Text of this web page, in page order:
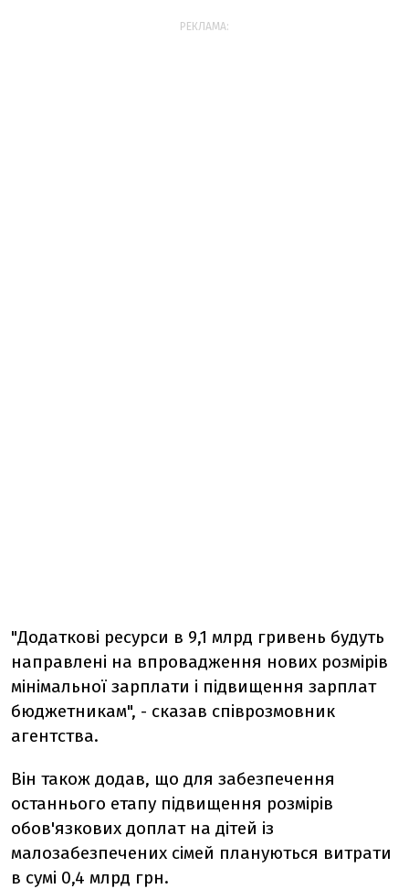
РЕКЛАМА:
"Додаткові ресурси в 9,1 млрд гривень будуть
направлені на впровадження нових розмірів
мінімальної зарплати і підвищення зарплат
бюджетникам", - сказав співрозмовник
агентства.
Він також додав, що для забезпечення
останнього етапу підвищення розмірів
обов'язкових доплат на дітей із
малозабезпечених сімей плануються витрати
в сумі 0,4 млрд грн.